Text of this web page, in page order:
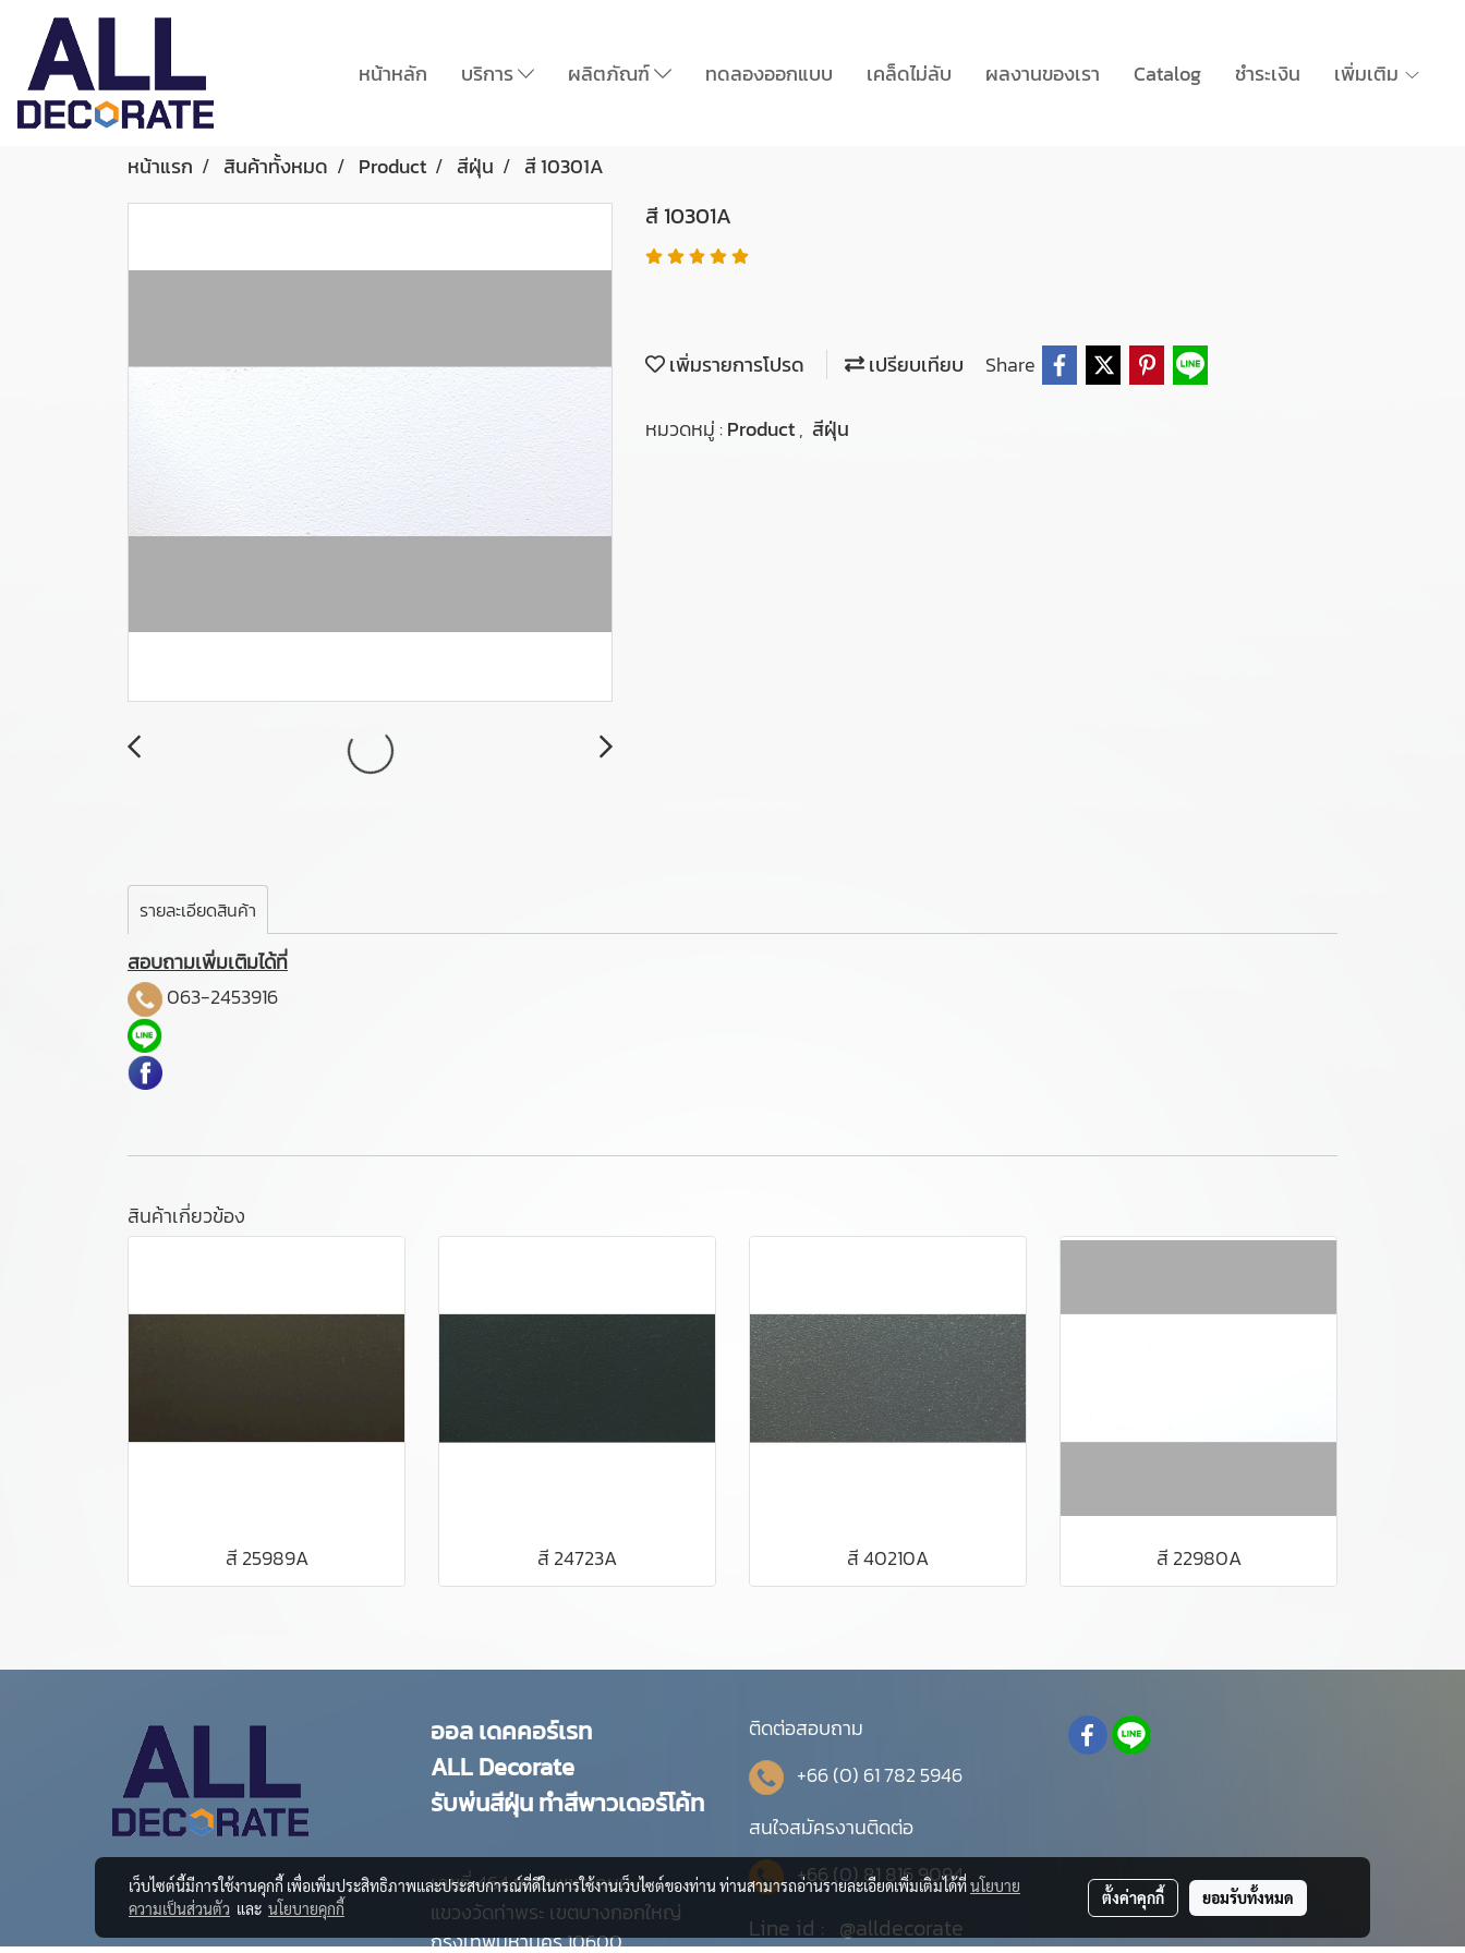
หน้าหลัก บริการ ผลิตภัณฑ์ ทดลองออกแบบ เคล็ดไม่ลับ ผลงานของเรา Catalog ชำระเงิน เพิ่มเติม
หน้าแรก สินค้าทั้งหมด Product สีฝุ่น สี 10301A
สี 10301A
เพิ่มรายการโปรด เปรียบเทียบ Share
หมวดหมู่ :Product, สีฝุ่น
รายละเอียดสินค้า
สอบถามเพิ่มเติมได้ที่
063-2453916
สินค้าเกี่ยวข้อง
สี 25989A สี 24723A สี 40210A สี 22980A
ออล เดคคอร์เรท
ALL Decorate
รับพ่นสีฝุ่น ทำสีพาวเดอร์โค้ท
เลขที่ 464 ซอยเพชรเกษม 4
แขวงวัดท่าพระ เขตบางกอกใหญ่
กรุงเทพมหานคร 10600
ติดต่อสอบถาม
+66 (0) 61 782 5946
สนใจสมัครงานติดต่อ
+66 (0) 81 816 9094
Line id : @alldecorate
เว็บไซต์นี้มีการใช้งานคุกกี้ เพื่อเพิ่มประสิทธิภาพและประสบการณ์ที่ดีในการใช้งานเว็บไซต์ของท่าน ท่านสามารถอ่านรายละเอียดเพิ่มเติมได้ที่นโยบาย
ความเป็นส่วนตัว และ นโยบายคุกกี้
ตั้งค่าคุกกี้ ยอมรับทั้งหมด